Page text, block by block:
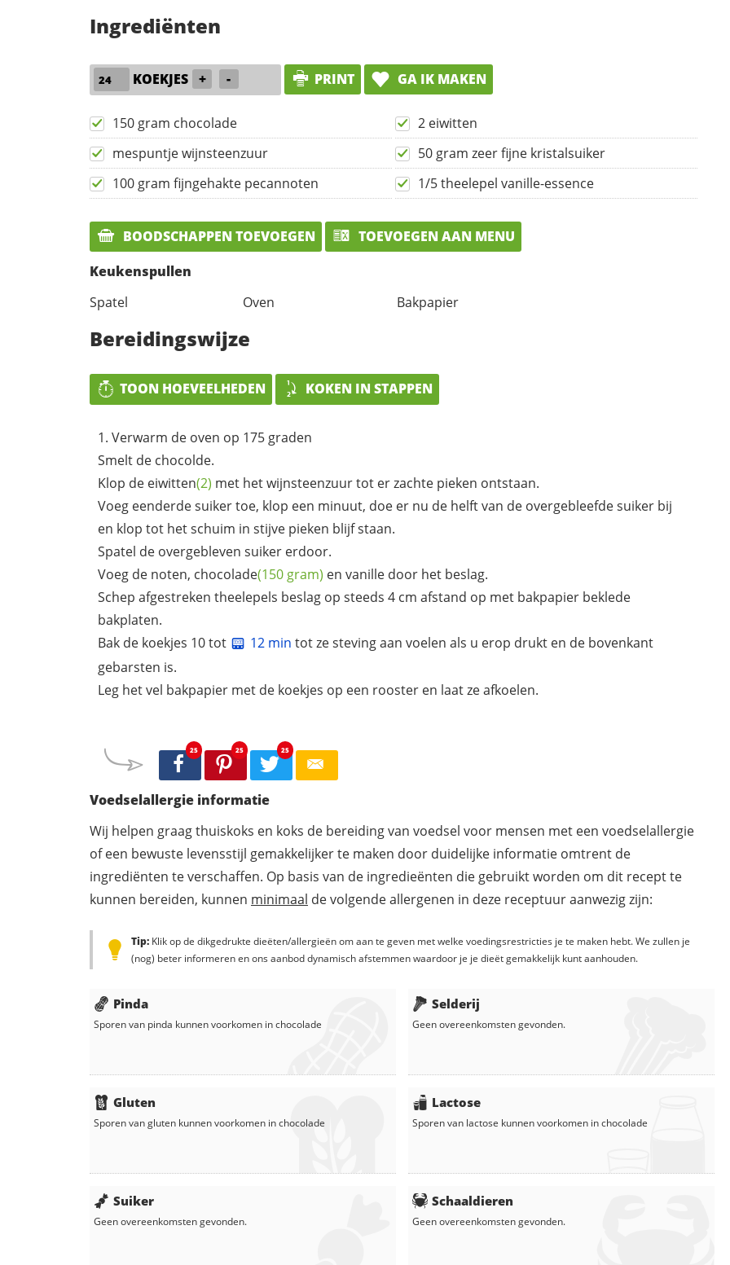
Ingrediënten
KOEKJES + - PRINT GA IK MAKEN
150 gram chocolade
2 eiwitten
mespuntje wijnsteenzuur
50 gram zeer fijne kristalsuiker
100 gram fijngehakte pecannoten
1/5 theelepel vanille-essence
BOODSCHAPPEN TOEVOEGEN
TOEVOEGEN AAN MENU
Keukenspullen
Spatel
Oven Bakpapier
Bereidingswijze
TOON HOEVEELHEDEN KOKEN IN STAPPEN
Verwarm de oven op 175 graden
Smelt de chocolde.
Klop de eiwitten(2) met het wijnsteenzuur tot er zachte pieken ontstaan.
Voeg eenderde suiker toe, klop een minuut, doe er nu de helft van de overgebleefde suiker bij
en klop tot het schuim in stijve pieken blijf staan.
Spatel de overgebleven suiker erdoor.
Voeg de noten, chocolade(150 gram) en vanille door het beslag.
Schep afgestreken theelepels beslag op steeds 4 cm afstand op met bakpapier beklede
bakplaten.
Bak de koekjes 10 tot
12 min tot ze steving aan voelen als u erop drukt en de bovenkant
gebarsten is.
Leg het vel bakpapier met de koekjes op een rooster en laat ze afkoelen.
25 25 25
Voedselallergie informatie
Wij helpen graag thuiskoks en koks de bereiding van voedsel voor mensen met een voedselallergie
of een bewuste levensstijl gemakkelijker te maken door duidelijke informatie omtrent de
ingrediënten te verschaffen. Op basis van de ingredieënten die gebruikt worden om dit recept te
kunnen bereiden, kunnen minimaal de volgende allergenen in deze receptuur aanwezig zijn:
Tip: Klik op de dikgedrukte dieëten/allergieën om aan te geven met welke voedingsrestricties je te maken hebt. We zullen je
(nog) beter informeren en ons aanbod dynamisch afstemmen waardoor je je dieët gemakkelijk kunt aanhouden.
Pinda
Sporen van pinda kunnen voorkomen inchocolade
Gluten
Sporen van gluten kunnen voorkomen inchocolade
Suiker
Geen overeenkomsten gevonden.
Selderij
Geen overeenkomsten gevonden.
Lactose
Sporen van lactose kunnen voorkomen inchocolade
Schaaldieren
Geen overeenkomsten gevonden.